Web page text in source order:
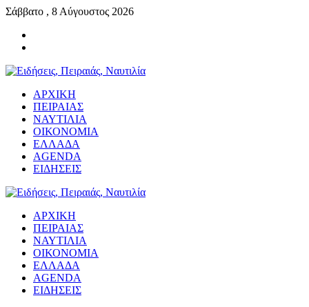
Σάββατο , 8 Αύγουστος 2026
ΑΡΧΙΚΗ
ΠΕΙΡΑΙΑΣ
ΝΑΥΤΙΛΙΑ
ΟΙΚΟΝΟΜΙΑ
ΕΛΛΑΔΑ
AGENDA
ΕΙΔΗΣΕΙΣ
ΑΡΧΙΚΗ
ΠΕΙΡΑΙΑΣ
ΝΑΥΤΙΛΙΑ
ΟΙΚΟΝΟΜΙΑ
ΕΛΛΑΔΑ
AGENDA
ΕΙΔΗΣΕΙΣ